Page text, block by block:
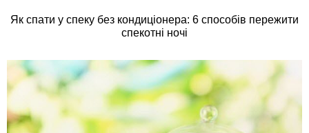
Як спати у спеку без кондиціонера: 6 способів пережити
спекотні ночі